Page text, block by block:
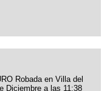
Robada en Villa del
Diciembre a las 11:38